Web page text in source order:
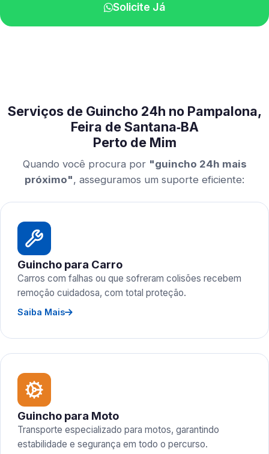
Solicite Já
Serviços de Guincho 24h no Pampalona,
Feira de Santana‑BA
Perto de Mim
Quando você procura por "guincho 24h mais
próximo", asseguramos um suporte eficiente:
Guincho para Carro
Carros com falhas ou que sofreram colisões recebem
remoção cuidadosa, com total proteção.
Saiba Mais
Guincho para Moto
Transporte especializado para motos, garantindo
estabilidade e segurança em todo o percurso.